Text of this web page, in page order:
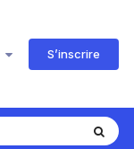
S’inscrire